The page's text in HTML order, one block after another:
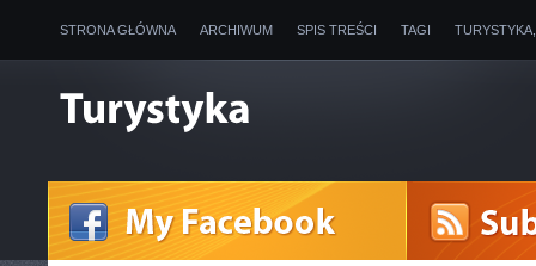
STRONA GŁÓWNA ARCHIWUM SPIS TREŚCI TAGI